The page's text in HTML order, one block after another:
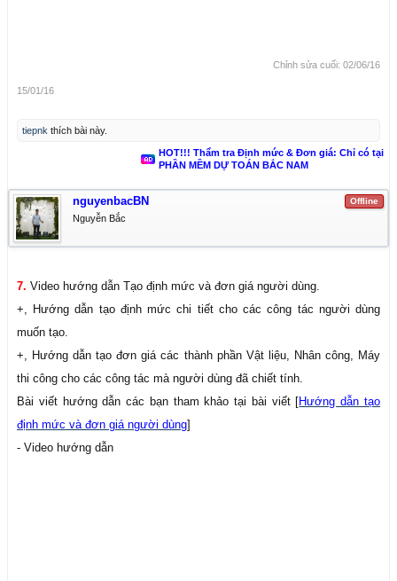
Chỉnh sửa cuối: 02/06/16
15/01/16
tiepnk thích bài này.
HOT!!! Thẩm tra Định mức & Đơn giá: Chỉ có tại
PHẦN MỀM DỰ TOÁN BẮC NAM
Offline
nguyenbacBN
Nguyễn Bắc
7. Video hướng dẫn Tạo định mức và đơn giá người dùng.
+, Hướng dẫn tạo định mức chi tiết cho các công tác người dùng
muốn tạo.
+, Hướng dẫn tạo đơn giá các thành phần Vật liệu, Nhân công, Máy
thi công cho các công tác mà người dùng đã chiết tính.
Bài viết hướng dẫn các bạn tham khảo tại bài viết [Hướng dẫn tạo
định mức và đơn giá người dùng]
- Video hướng dẫn